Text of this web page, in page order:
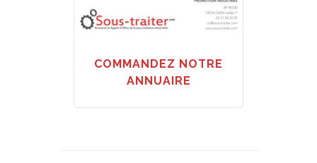
COMMANDEZ NOTRE
ANNUAIRE